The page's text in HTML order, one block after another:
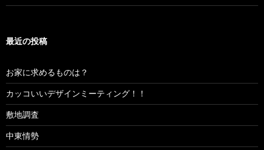
最近の投稿
お家に求めるものは？
カッコいいデザインミーティング！！
敷地調査
中東情勢